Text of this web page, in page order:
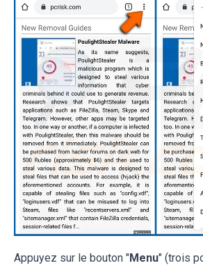
Appuyez sur le bouton "Menu" (trois